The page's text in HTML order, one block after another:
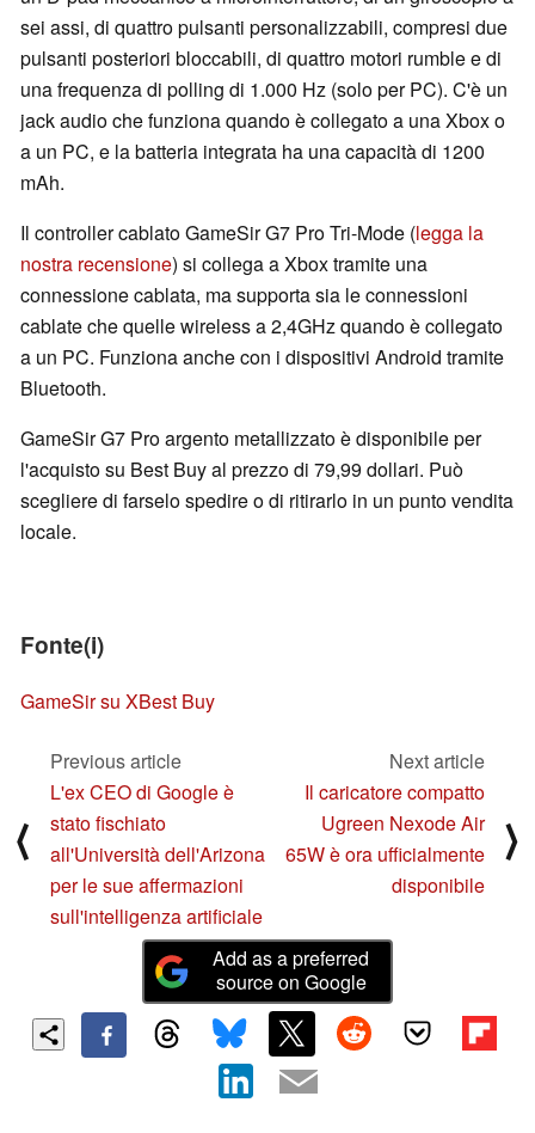
sei assi, di quattro pulsanti personalizzabili, compresi due
pulsanti posteriori bloccabili, di quattro motori rumble e di
una frequenza di polling di 1.000 Hz (solo per PC). C'è un
jack audio che funziona quando è collegato a una Xbox o
a un PC, e la batteria integrata ha una capacità di 1200
mAh.
Il controller cablato GameSir G7 Pro Tri-Mode (legga la
nostra recensione) si collega a Xbox tramite una
connessione cablata, ma supporta sia le connessioni
cablate che quelle wireless a 2,4GHz quando è collegato
a un PC. Funziona anche con i dispositivi Android tramite
Bluetooth.
GameSir G7 Pro argento metallizzato è disponibile per
l'acquisto su Best Buy al prezzo di 79,99 dollari. Può
scegliere di farselo spedire o di ritirarlo in un punto vendita
locale.
Fonte(i)
GameSir su XBest Buy
⟨
Previous article
L'ex CEO di Google è
stato fischiato
all'Università dell'Arizona
per le sue affermazioni
sull'intelligenza artificiale
Next article
Il caricatore compatto
Ugreen Nexode Air
65W è ora ufficialmente
disponibile
⟩
Add as a preferred
source on Google